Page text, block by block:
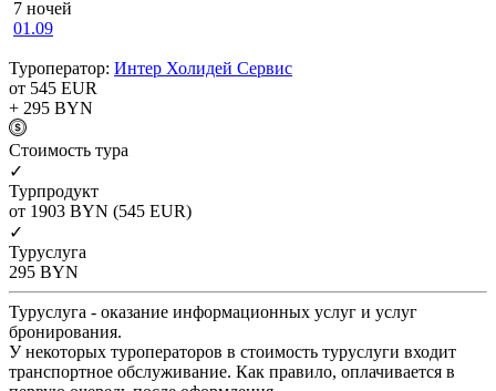
7 ночей
01.09
Туроператор: Интер Холидей Сервис
от 545 EUR
+ 295 BYN
Cтоимость тура
✓
Турпродукт
от 1903 BYN (545 EUR)
✓
Туруслуга
295 BYN
Туруслуга - оказание информационных услуг и услуг
бронирования.
У некоторых туроператоров в стоимость туруслуги входит
транспортное обслуживание. Как правило, оплачивается в